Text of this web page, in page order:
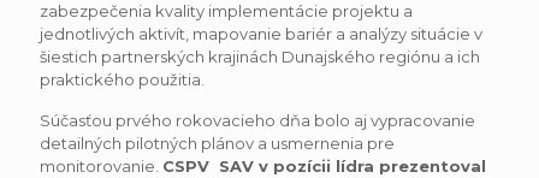
zabezpečenia kvality implementácie projektu a
jednotlivých aktivít, mapovanie bariér a analýzy situácie v
šiestich partnerských krajinách Dunajského regiónu a ich
praktického použitia.
Súčasťou prvého rokovacieho dňa bolo aj vypracovanie
detailných pilotných plánov a usmernenia pre
monitorovanie. CSPV SAV v pozícii lídra prezentoval